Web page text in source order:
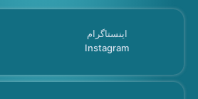
اینستاگرام
Instagram